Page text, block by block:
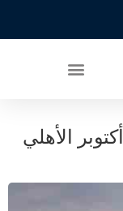
مساحة وأسعار كمبوند كيفا 6 أكتوبر الأهلي